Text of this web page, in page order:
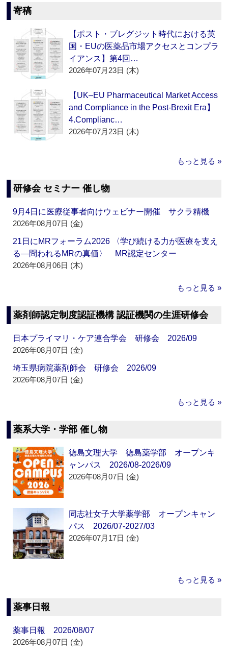
寄稿
【ポスト・ブレグジット時代における英
国・EUの医薬品市場アクセスとコンプラ
イアンス】第4回…
2026年07月23日 (木)
【UK–EU Pharmaceutical Market Access
and Compliance in the Post-Brexit Era】
4.Complianc…
2026年07月23日 (木)
もっと見る »
研修会 セミナー 催し物
9月4日に医療従事者向けウェビナー開催 サクラ精機
2026年08月07日 (金)
21日にMRフォーラム2026 〈学び続ける力が医療を支え
る―問われるMRの真価〉 MR認定センター
2026年08月06日 (木)
もっと見る »
薬剤師認定制度認証機構 認証機関の生涯研修会
日本プライマリ・ケア連合学会 研修会 2026/09
2026年08月07日 (金)
埼玉県病院薬剤師会 研修会 2026/09
2026年08月07日 (金)
もっと見る »
薬系大学・学部 催し物
徳島文理大学 徳島薬学部 オープンキ
ャンパス 2026/08-2026/09
2026年08月07日 (金)
同志社女子大学薬学部 オープンキャン
パス 2026/07-2027/03
2026年07月17日 (金)
もっと見る »
薬事日報
薬事日報 2026/08/07
2026年08月07日 (金)